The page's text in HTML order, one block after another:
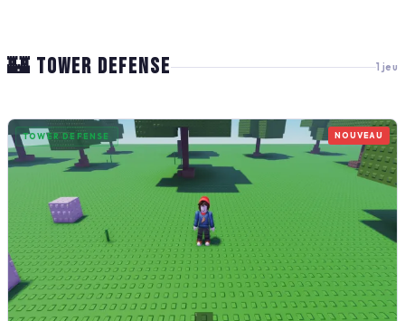
🏰 TOWER DEFENSE 1 jeu
TOWER DEFENSE NOUVEAU